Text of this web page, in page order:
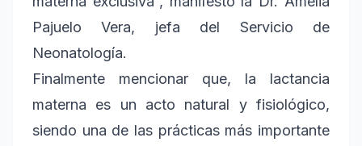
Pajuelo Vera, jefa del Servicio de
Neonatología.
Finalmente mencionar que, la lactancia
materna es un acto natural y fisiológico,
siendo una de las prácticas más importante